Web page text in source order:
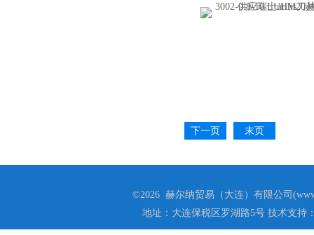
下一页 末页
©2026 赫尔纳贸易（大连）有限公司
地址：大连保税区罗湖路5号 技术支持